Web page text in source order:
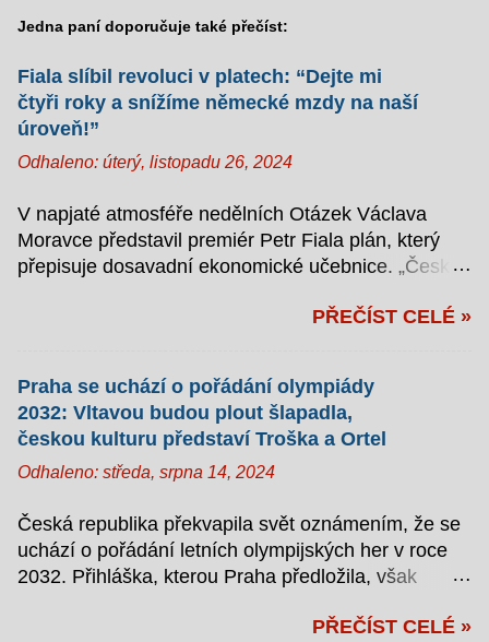
Jedna paní doporučuje také přečíst:
Fiala slíbil revoluci v platech: “Dejte mi
čtyři roky a snížíme německé mzdy na naší
úroveň!”
Odhaleno: úterý, listopadu 26, 2024
V napjaté atmosféře nedělních Otázek Václava
Moravce představil premiér Petr Fiala plán, který
přepisuje dosavadní ekonomické učebnice. „Česká
monolog s takovým zápalem, že se moderátor
studiu podrobně vysvětlil, jak hodlá přivést české
občany k dlouho slibovanému finančnímu ráji. „Je to
vlastně jednoduché: abychom jich dosáhli, není
třeba zvyšovat ty naše. Stačí snížit ty německé,“
zamířit „strategické šiky české záškodnické elity“.
Jedním z klíčových bodů strategie je údajně
infiltrace německého průmyslu levnou pracovní
improvizace. Naši lidé už dnes zvládají tři
PŘEČÍST CELÉ »
Praha se uchází o pořádání olympiády
2032: Vltavou budou plout šlapadla,
českou kulturu představí Troška a Ortel
Odhaleno: středa, srpna 14, 2024
Česká republika překvapila svět oznámením, že se
uchází o pořádání letních olympijských her v roce
2032. Přihláška, kterou Praha předložila, však
hrůzu a občasné šokované reakce. Už samotný
PŘEČÍST CELÉ »